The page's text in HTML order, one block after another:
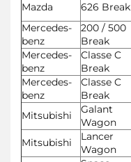
Mazda
626 Break
Mercedes-
benz
200 / 500
Break
Mercedes-
benz
Classe C
Break
Mercedes-
benz
Classe C
Break
Mitsubishi
Galant
Wagon
Mitsubishi
Lancer
Wagon